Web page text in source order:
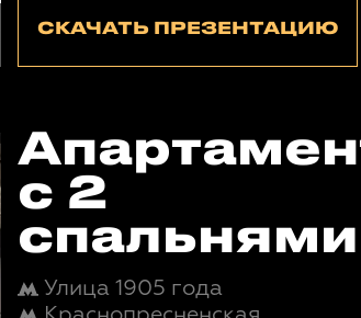
СКАЧАТЬ ПРЕЗЕНТАЦИЮ
с 2
спальнями
Улица 1905 года